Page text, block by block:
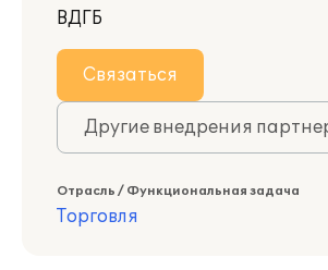
ВДГБ
Связаться
Другие внедрения
Отрасль / Функциональная задача
Торговля